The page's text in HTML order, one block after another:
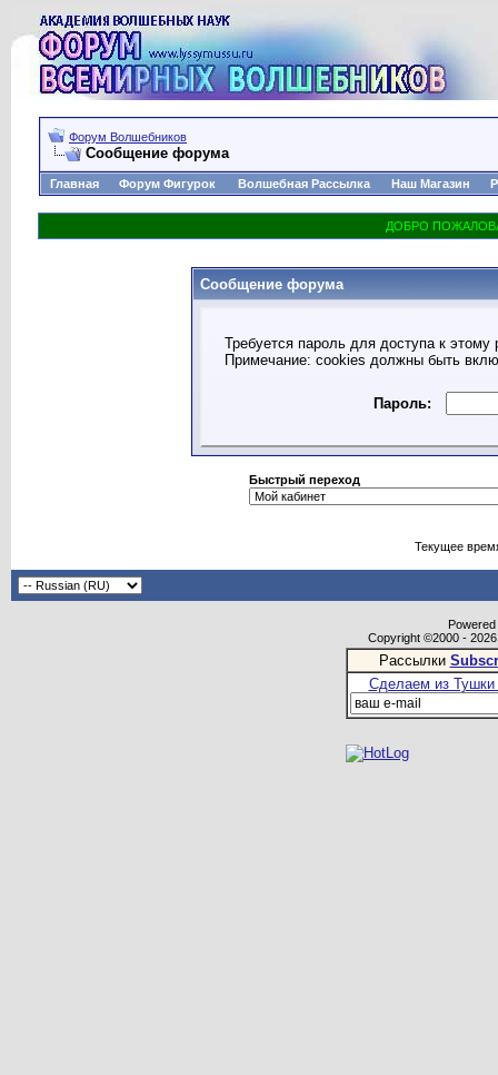
Форум Волшебников
Сообщение форума
Главная Форум Фигурок Волшебная Рассылка Наш Магазин
Сообщение форума
Требуется пароль для доступа к
Примечание: cookies должны быть
Пароль:
Быстрый переход
Текущее
Copyright ©2000 -
Рассылки
Сделаем из Тушки